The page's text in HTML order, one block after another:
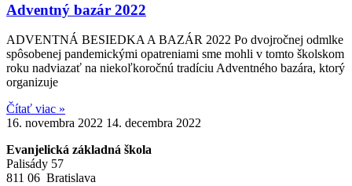
Adventný bazár 2022
ADVENTNÁ BESIEDKA A BAZÁR 2022 Po dvojročnej odmlke
spôsobenej pandemickými opatreniami sme mohli v tomto školskom
roku nadviazať na niekoľkoročnú tradíciu Adventného bazára, ktorý
organizuje
Čítať viac »
16. novembra 2022 14. decembra 2022
Evanjelická základná škola
Palisády 57
811 06 Bratislava